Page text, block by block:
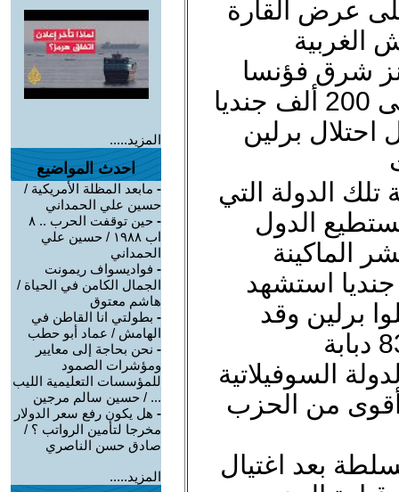
على عرض القارة
الغربية
شرق فؤنسا
احتلال برلين
الدولة التي
الدول
الماكينة
جندت 16 مليون جنديا استشهد
احتلوا برلين وقد
السوفيلاتية
أقوى من الحزب
بعد اغتيال
المزيد.....
احدث المواضيع
- مابعد المظلة الأمريكية /
حسين علي الحمداني
-
حين توقفت الحرب .. ٨
اب ١٩٨٨ / حسين علي
الحمداني
- فواديسواف ريمونت
الجمال الكامن في الحياة /
هاشم معتوق
- بطولتي انا القاطن في
الهامش / عماد أبو حطب
- نحن بحاجة إلى معايير
ومؤشرات الصمود
للمؤسسات التعليمية الليب
... / حسين سالم مرجين
- هل يكون رفع سعر الدولار
مخرجا لتأمين الرواتب ؟ /
صادق حسن الناصري
المزيد.....